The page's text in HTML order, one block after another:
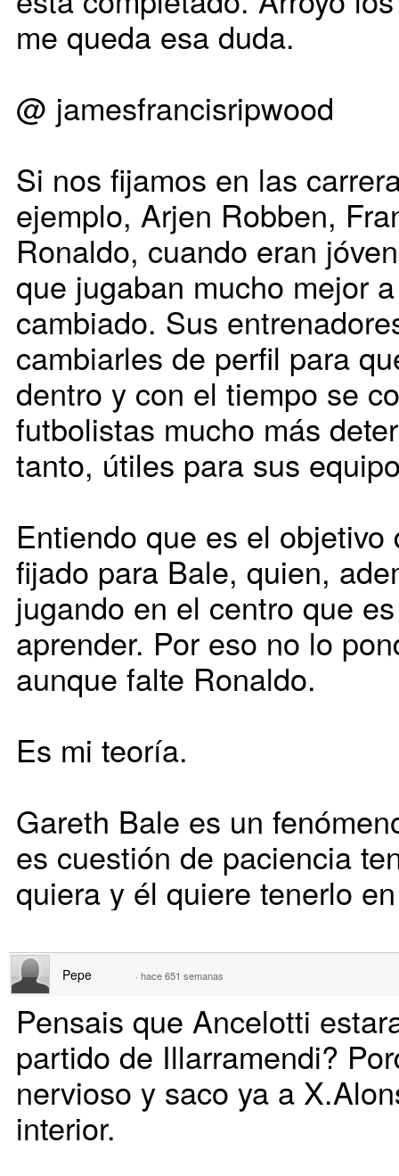
me queda esa duda.
@ jamesfrancisripwood
Si nos fijamos en las
ejemplo, Arjen Robben,
Ronaldo, cuando eran
que jugaban mucho mejor
cambiado. Sus
cambiarles de perfil para
dentro y con el tiempo se
futbolistas mucho más
tanto, útiles para sus
Entiendo que es el
fijado para Bale, quien,
jugando en el centro que
aprender. Por eso no lo
aunque falte Ronaldo.
Es mi teoría.
Gareth Bale es un
es cuestión de paciencia
quiera y él quiere tenerlo
Pepe · hace 651 semanas
Pensais que Ancelotti
partido de Illarramendi?
nervioso y saco ya a
interior.